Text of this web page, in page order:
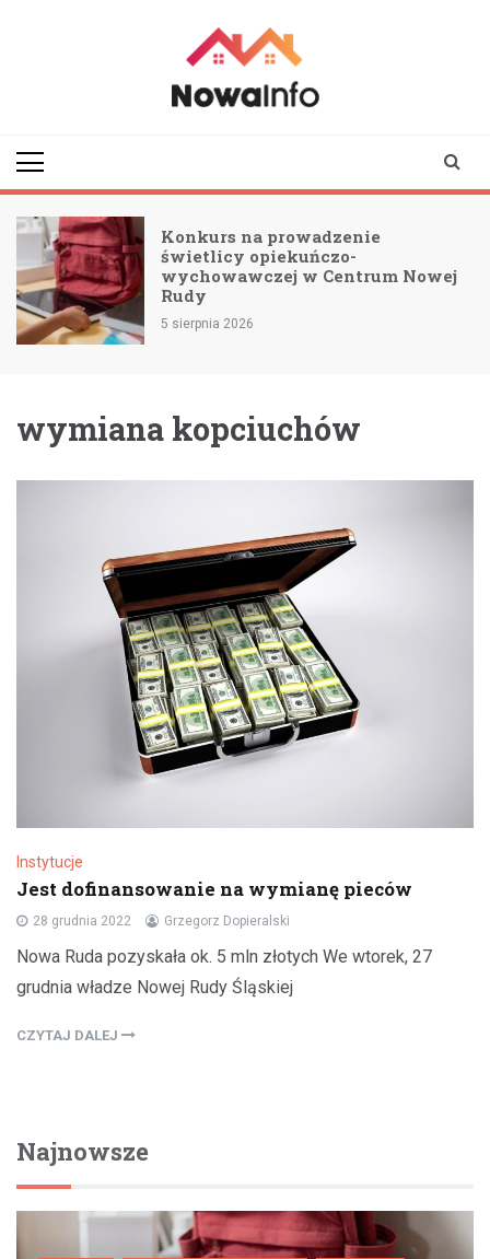
Konkurs na prowadzenie
świetlicy opiekuńczo-
wychowawczej w Centrum Nowej
Rudy
5 sierpnia 2026
wymiana kopciuchów
Instytucje
Jest dofinansowanie na wymianę pieców
28 grudnia 2022 Grzegorz Dopieralski
Nowa Ruda pozyskała ok. 5 mln złotych We wtorek, 27
grudnia władze Nowej Rudy Śląskiej
CZYTAJ DALEJ
Najnowsze